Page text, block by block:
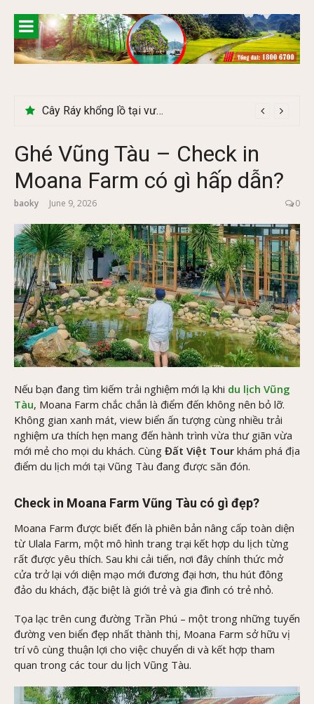
content
Cây Ráy khổng lồ tại vườn Quốc gia Cúc Phương
Ghé Vũng Tàu – Check in
Moana Farm có gì hấp dẫn?
baoky June 9, 2026 0
Nếu bạn đang tìm kiếm trải nghiệm mới lạ khi du lịch Vũng
Tàu, Moana Farm chắc chắn là điểm đến không nên bỏ lỡ.
Không gian xanh mát, view biển ấn tượng cùng nhiều trải
nghiệm ưa thích hẹn mang đến hành trình vừa thư giãn vừa
mới mẻ cho mọi du khách. Cùng Đất Việt Tour khám phá địa
điểm du lịch mới tại Vũng Tàu đang được săn đón.
Check in Moana Farm Vũng Tàu có gì đẹp?
Moana Farm được biết đến là phiên bản nâng cấp toàn diện
từ Ulala Farm, một mô hình trang trại kết hợp du lịch từng
rất được yêu thích. Sau khi cải tiến, nơi đây chính thức mở
cửa trở lại với diện mạo mới đương đại hơn, thu hút đông
đảo du khách, đặc biệt là giới trẻ và gia đình có trẻ nhỏ.
Tọa lạc trên cung đường Trần Phú – một trong những tuyến
đường ven biển đẹp nhất thành thị, Moana Farm sở hữu vị
trí vô cùng thuận lợi cho việc chuyển di và kết hợp tham
quan trong các tour du lịch Vũng Tàu.